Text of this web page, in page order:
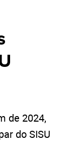
de 2024,
do SISU